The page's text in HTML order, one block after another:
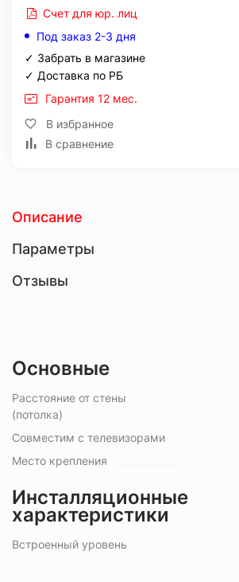
Счет для юр. лиц
Под заказ 2-3 дня
✓ Забрать в магазине
✓ Доставка по РБ
Гарантия 12 мес.
В избранное
В сравнение
Описание
Параметры
Отзывы
Основные
Расстояние от стены
(потолка)
Совместим с телевизорами
Место крепления
Инсталляционные
характеристики
Встроенный уровень